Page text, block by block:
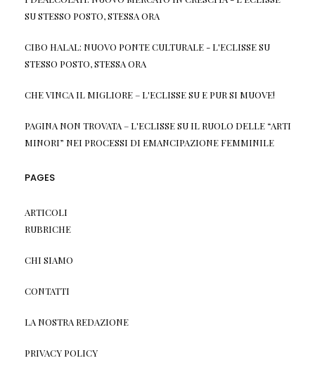
SUSTESSO POSTO, STESSA ORA
CIBO HALAL: NUOVO PONTE CULTURALE - L'ECLISSESU
STESSO POSTO, STESSA ORA
CHE VINCA IL MIGLIORE – L'ECLISSESU E PUR SI MUOVE!
PAGINA NON TROVATA – L'ECLISSESU IL RUOLO DELLE “ARTI
MINORI” NEI PROCESSI DI EMANCIPAZIONE FEMMINILE
PAGES
ARTICOLI
RUBRICHE
CHI SIAMO
CONTATTI
LA NOSTRA REDAZIONE
PRIVACY POLICY